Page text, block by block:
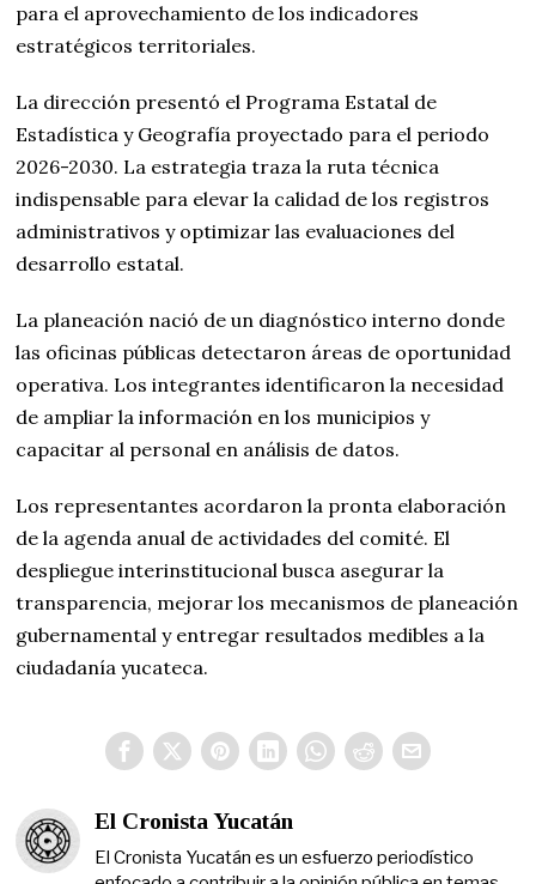
para el aprovechamiento de los indicadores
estratégicos territoriales.
La dirección presentó el Programa Estatal de
Estadística y Geografía proyectado para el periodo
2026-2030. La estrategia traza la ruta técnica
indispensable para elevar la calidad de los registros
administrativos y optimizar las evaluaciones del
desarrollo estatal.
La planeación nació de un diagnóstico interno donde
las oficinas públicas detectaron áreas de oportunidad
operativa. Los integrantes identificaron la necesidad
de ampliar la información en los municipios y
capacitar al personal en análisis de datos.
Los representantes acordaron la pronta elaboración
de la agenda anual de actividades del comité. El
despliegue interinstitucional busca asegurar la
transparencia, mejorar los mecanismos de planeación
gubernamental y entregar resultados medibles a la
ciudadanía yucateca.
El Cronista Yucatán
El Cronista Yucatán es un esfuerzo periodístico